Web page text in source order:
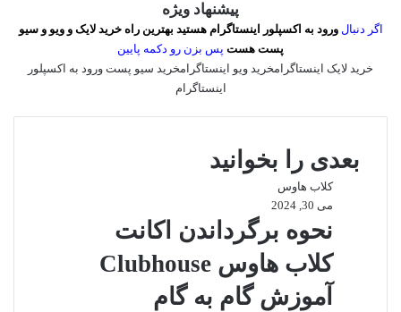
پیشنهاد ویژه
اگر دنبالورود به اکسپلور اینستاگرام هستید بهترین راه خرید لایک و ویو و سیو
پست هست پس بزن رو دکمه پایین
خرید لایک اینستاگرامخرید ویو اینستاگرامخرید سیو پست ورود به اکسپلور
اینستاگرام
بعدی را بخوانید
کلاب هاوس
می 30, 2024
نحوه برگرداندن اکانت
کلاب هاوس Clubhouse
آموزش گام به گام